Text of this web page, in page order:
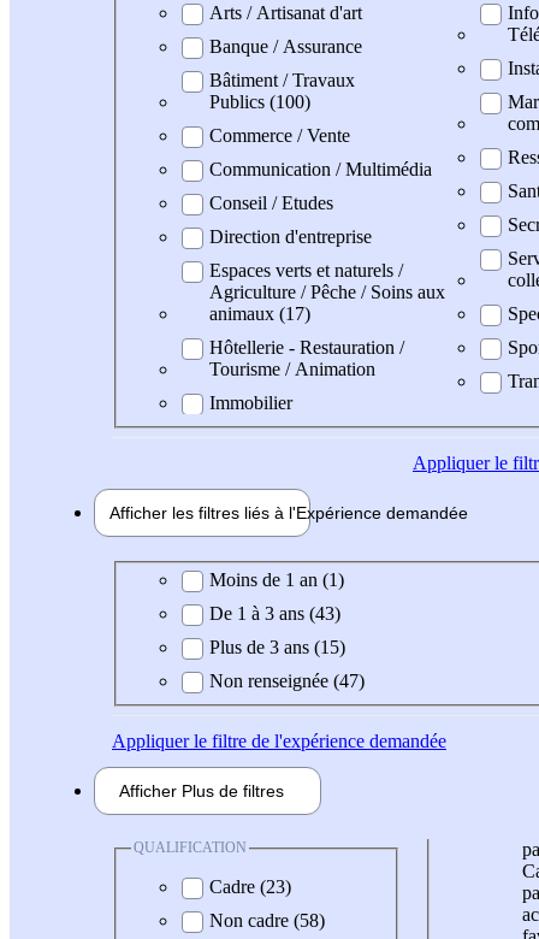
Arts / Artisanat d'art
Banque / Assurance
Bâtiment / Travaux
Publics (100)
Commerce / Vente
Communication / Multimédia
Conseil / Etudes
Direction d'entreprise
Espaces verts et naturels /
Agriculture / Pêche / Soins aux
animaux (17)
Hôtellerie - Restauration /
Tourisme / Animation
Immobilier
Appliquerle
Afficher les filtres liés à l'Expérience demandée
Expérience demandée
Moins de 1 an (1)
De 1 à 3 ans (43)
Plus de 3 ans (15)
Non renseignée (47)
Appliquerle filtre de l'expérience demandée
Afficher Plus de filtres
QUALIFICATION
Cadre (23)
Non cadre (58)